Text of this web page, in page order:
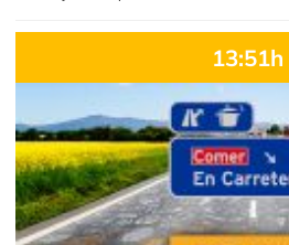
13:51h